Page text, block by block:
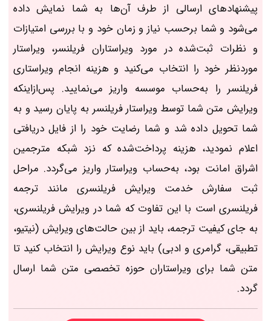
پیشنهاد‌های ارسالی از طرف آن‌ها به شما نمایش داده
می‌شود و شما برحسب نیاز و زمان خود و با بررسی امتیازات
و نظرات ثبت‌شده در مورد ویراستاران فریلنسر، ویراستار
موردنظر خود را انتخاب می‌کنید و هزینه انجام ویراستاری
فریلنسر را به‌حساب موسسه واریز می‌نمایید. پس‌ازاینکه
ویرایش متن شما توسط ویراستار فریلنسر به پایان رسید و به
شما تحویل داده شد و شما رضایت خود را از فایل دریافتی
اعلام نمودید، هزینه پرداخت‌شده که نزد شبکه مترجمین
اشراق امانت بود، به‌حساب ویراستار واریز می‌گردد. مراحل
ثبت سفارش خدمت ویرایش فریلنسری مانند ترجمه
فریلنسری است با این تفاوت که شما در ویرایش فریلنسری،
به جای کیفیت ترجمه، باید از بین حالت‌های ویرایش (نیتیو،
تطبیقی، گرامری و ادبی) باید نوع ویرایش را انتخاب کنید تا
متن شما برای ویراستاران حوزه تخصصی متن شما ارسال
گردد.